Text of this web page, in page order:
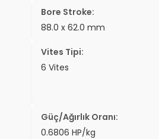
Bore Stroke:
88.0 x 62.0 mm
Vites Tipi:
6 Vites
Güç/Ağırlık Oranı:
0.6806 HP/kg